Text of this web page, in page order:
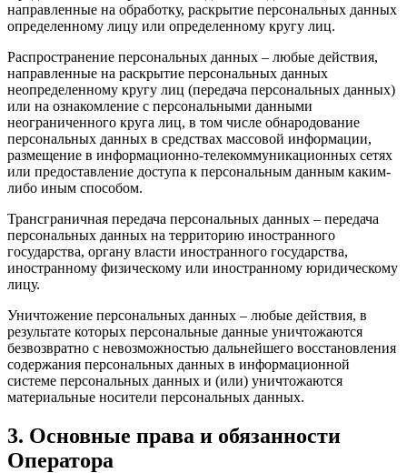
направленные на обработку, раскрытие персональных данных
определенному лицу или определенному кругу лиц.
Распространение персональных данных – любые действия,
направленные на раскрытие персональных данных
неопределенному кругу лиц (передача персональных данных)
или на ознакомление с персональными данными
неограниченного круга лиц, в том числе обнародование
персональных данных в средствах массовой информации,
размещение в информационно-телекоммуникационных сетях
или предоставление доступа к персональным данным каким-
либо иным способом.
Трансграничная передача персональных данных – передача
персональных данных на территорию иностранного
государства, органу власти иностранного государства,
иностранному физическому или иностранному юридическому
лицу.
Уничтожение персональных данных – любые действия, в
результате которых персональные данные уничтожаются
безвозвратно с невозможностью дальнейшего восстановления
содержания персональных данных в информационной
системе персональных данных и (или) уничтожаются
материальные носители персональных данных.
3. Основные права и обязанности
Оператора